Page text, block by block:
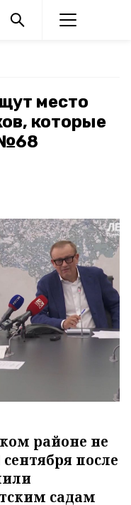
место
которые
№68
районе не
после
садам